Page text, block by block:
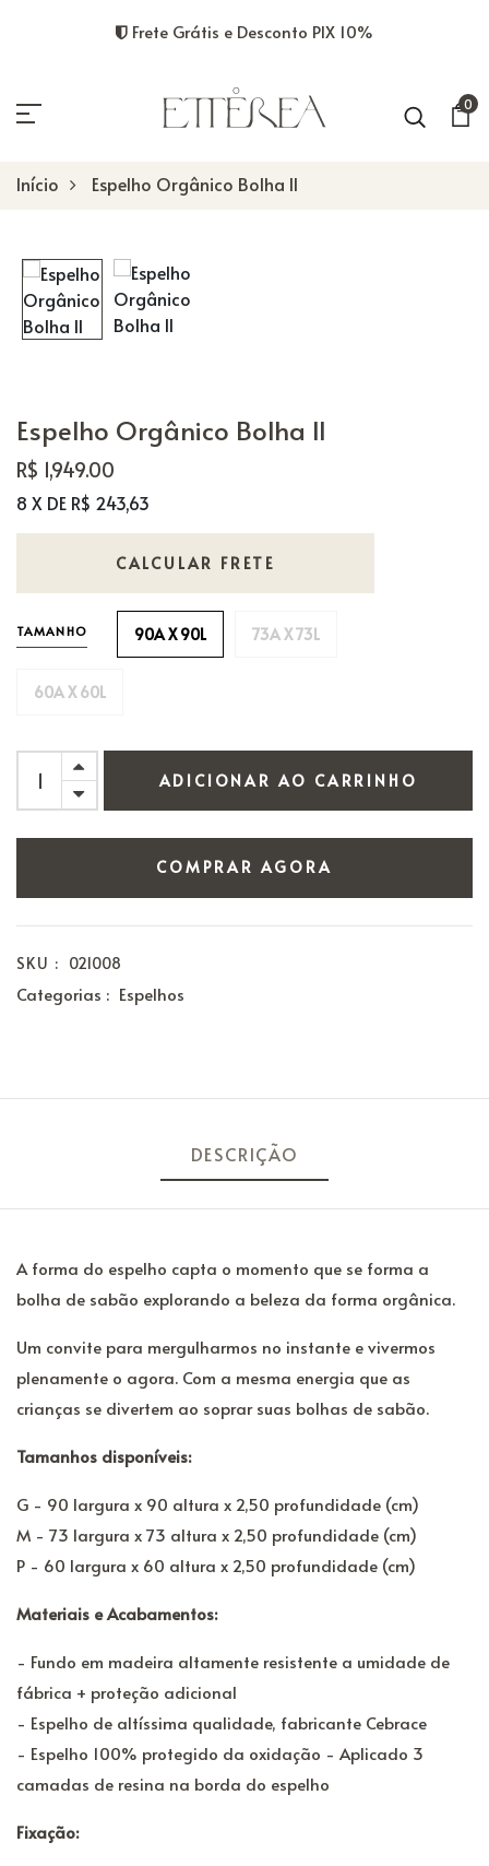
Frete Grátis e Desconto PIX 10%
0
Início Espelho Orgânico Bolha II
Espelho Orgânico Bolha II
R$ 1,949.00
8 X DE R$ 243,63
CALCULAR FRETE
TAMANHO 90A X 90L 73A X 73L
60A X 60L
ADICIONAR AO CARRINHO
COMPRAR AGORA
SKU : 021008
Categorias : Espelhos
DESCRIÇÃO
A forma do espelho capta o momento que se forma a
bolha de sabão explorando a beleza da forma orgânica.
Um convite para mergulharmos no instante e vivermos
plenamente o agora. Com a mesma energia que as
crianças se divertem ao soprar suas bolhas de sabão.
Tamanhos disponíveis:
G - 90 largura x 90 altura x 2,50 profundidade (cm)
M - 73 largura x 73 altura x 2,50 profundidade (cm)
P - 60 largura x 60 altura x 2,50 profundidade (cm)
Materiais e Acabamentos:
- Fundo em madeira altamente resistente a umidade de
fábrica + proteção adicional
- Espelho de altíssima qualidade, fabricante Cebrace
- Espelho 100% protegido da oxidação - Aplicado 3
camadas de resina na borda do espelho
Fixação: